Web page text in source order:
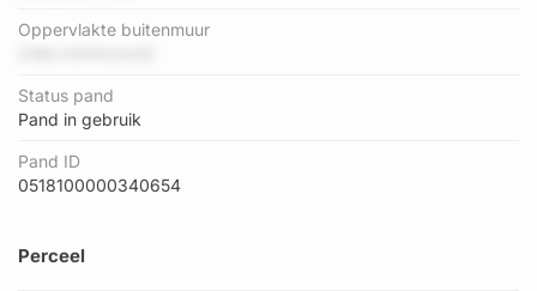
Oppervlakte buitenmuur
Status pand
Pand in gebruik
Pand ID
0518100000340654
Perceel